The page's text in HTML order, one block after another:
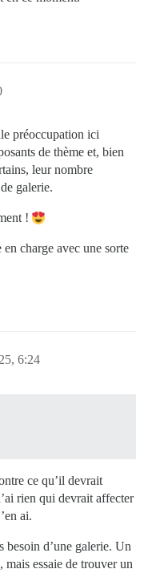
préoccupation ici
de thème et, bien
leur nombre
galerie.
!
charge avec une sorte
6:24
ce qu’il devrait
rien qui devrait affecter
ai.
besoin d’une galerie. Un
essaie de trouver un